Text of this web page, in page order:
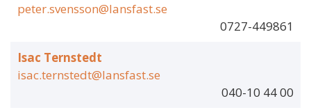
peter.svensson@lansfast.se
0727-449861
Isac Ternstedt
isac.ternstedt@lansfast.se
040-10 44 00